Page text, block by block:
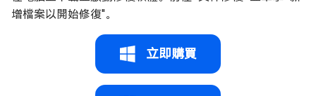
增檔案以開始修復"。
立即購買